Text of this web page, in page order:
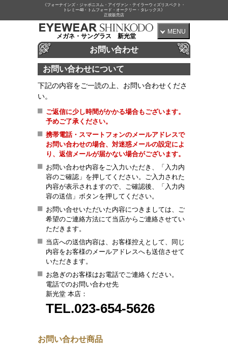
《フォーナインズ・ジャポニスム・アイヴァン・テイラーウィズリスペクト・
トレミー48・トムフォード・オークリー・タレックス》
正規販売店
メガネ・サングラス 新光堂
MENU
お問い合わせ
お問い合わせについて
下記の内容をご一読の上、お問い合わせくださ
い。
ご返信に少し時間がかかる場合もございます。
予めご了承ください。
携帯電話・スマートフォンのメールアドレスで
お問い合わせの場合、対迷惑メールの設定によ
り、返信メールが届かない場合がございます。
お問い合わせ内容をご入力いただき、「入力内
容のご確認」を押してください。ご入力された
内容が表示されますので、ご確認後、「入力内
容の送信」ボタンを押してください。
お問い合せいただいた内容につきましては、ご
希望のご連絡方法にて当店からご連絡させてい
ただきます。
当店への送信内容は、お客様控えとして、同じ
内容をお客様のメールアドレスへも送信させて
いただきます。
お急ぎのお客様はお電話でご連絡ください。
電話でのお問い合わせ先
新光堂 本店：
TEL.023-654-5626
お問い合わせ商品